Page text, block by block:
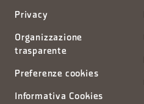
Privacy
Organizzazione
trasparente
Preferenze cookies
Informativa Cookies